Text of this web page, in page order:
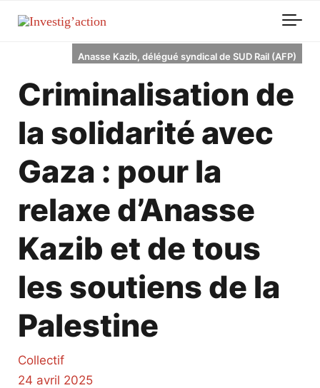
Anasse Kazib, délégué syndical de SUD Rail (AFP)
Criminalisation de
la solidarité avec
Gaza : pour la
relaxe d’Anasse
Kazib et de tous
les soutiens de la
Palestine
Collectif
24 avril 2025